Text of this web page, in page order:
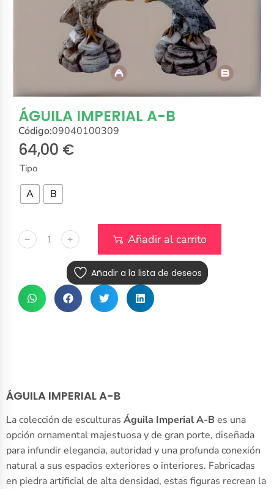
ÁGUILA IMPERIAL A-B
Código:09040100309
64,00 €
Tipo
A B
﹣ ﹢ Añadir al carrito
Añadir a la lista de deseos
ÁGUILA IMPERIAL A-B
La colección de esculturas Águila Imperial A-B es una
opción ornamental majestuosa y de gran porte, diseñada
para infundir elegancia, autoridad y una profunda conexión
natural a sus espacios exteriores o interiores. Fabricadas
en piedra artificial de alta densidad, estas figuras recrean la